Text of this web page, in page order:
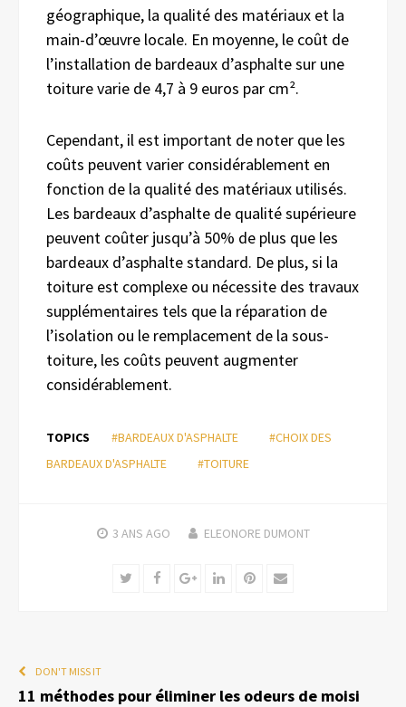
géographique, la qualité des matériaux et la
main-d’œuvre locale. En moyenne, le coût de
l’installation de bardeaux d’asphalte sur une
toiture varie de 4,7 à 9 euros par cm².
Cependant, il est important de noter que les
coûts peuvent varier considérablement en
fonction de la qualité des matériaux utilisés.
Les bardeaux d’asphalte de qualité supérieure
peuvent coûter jusqu’à 50% de plus que les
bardeaux d’asphalte standard. De plus, si la
toiture est complexe ou nécessite des travaux
supplémentaires tels que la réparation de
l’isolation ou le remplacement de la sous-
toiture, les coûts peuvent augmenter
considérablement.
TOPICS #BARDEAUX D'ASPHALTE
#CHOIX DES
BARDEAUX D'ASPHALTE
#TOITURE
3 ANS AGO ELEONORE DUMONT
TwitterFacebookGoogle+LinkedInPinterest
Email
DON'T MISS IT
11 méthodes pour éliminer les odeurs de moisi